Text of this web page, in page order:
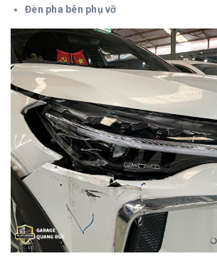
Đèn pha bên phụ vỡ